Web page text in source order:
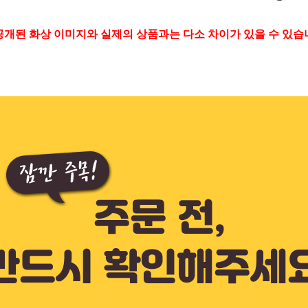
된 화상 이미지와 실제의 상품과는 다소 차이가 있을 수 있습